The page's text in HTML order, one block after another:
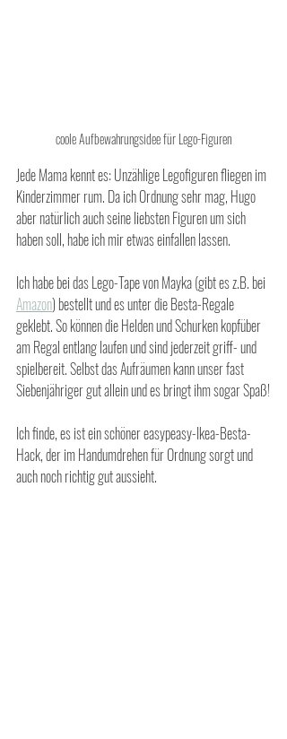
coole Aufbewahrungsidee für Lego-Figuren
Jede Mama kennt es: Unzählige Legofiguren fliegen im
Kinderzimmer rum. Da ich Ordnung sehr mag, Hugo
aber natürlich auch seine liebsten Figuren um sich
haben soll, habe ich mir etwas einfallen lassen.
Ich habe bei das Lego-Tape von Mayka (gibt es z.B. bei
Amazon) bestellt und es unter die Besta-Regale
geklebt. So können die Helden und Schurken kopfüber
am Regal entlang laufen und sind jederzeit griff- und
spielbereit. Selbst das Aufräumen kann unser fast
Siebenjähriger gut allein und es bringt ihm sogar Spaß!
Ich finde, es ist ein schöner easypeasy-Ikea-Besta-
Hack, der im Handumdrehen für Ordnung sorgt und
auch noch richtig gut aussieht.